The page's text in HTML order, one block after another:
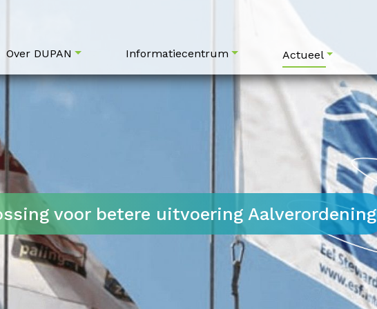
Over DUPAN Informatiecentrum Actueel
voor betere uitvoering Aalverordening